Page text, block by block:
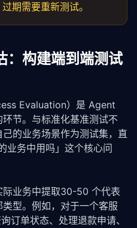
期需要重新测试。
：构建端到端测试
Evaluation）是 Agent
节。与标准化基准测试不
的业务场景作为测试集，直
业务中用吗」这个核心问
际业务中提取30-50 个代表
型。例如，对于一个客服
订单状态、处理退款申请、